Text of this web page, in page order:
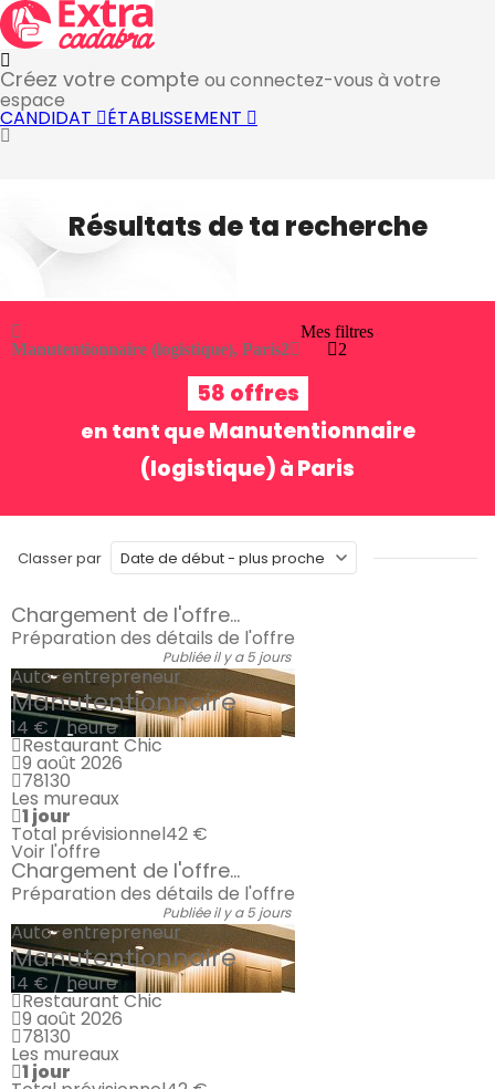
Créez votre compte ou connectez-vous à votre
espace
CANDIDAT ÉTABLISSEMENT
Résultats de ta recherche
Manutentionnaire (logistique), Paris2
Mes filtres
2
58 offres
en tant que Manutentionnaire
(logistique) à Paris
Classer par
Chargement de l'offre...
Préparation des détails de l'offre
Publiée il y a 5 jours
Auto-entrepreneur
Manutentionnaire
14 € / heure
Restaurant Chic
9 août 2026
78130
Les mureaux
1 jour
Total prévisionnel42 €
Voir l'offre
Chargement de l'offre...
Préparation des détails de l'offre
Publiée il y a 5 jours
Auto-entrepreneur
Manutentionnaire
14 € / heure
Restaurant Chic
9 août 2026
78130
Les mureaux
1 jour